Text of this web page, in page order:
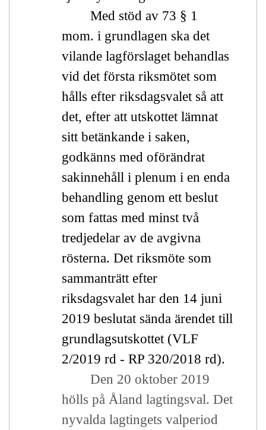
Med stöd av 73 § 1
mom. i grundlagen ska det
vilande lagförslaget behandlas
vid det första riksmötet som
hålls efter riksdagsvalet så att
det, efter att utskottet lämnat
sitt betänkande i saken,
godkänns med oförändrat
sakinnehåll i plenum i en enda
behandling genom ett beslut
som fattas med minst två
tredjedelar av de avgivna
rösterna. Det riksmöte som
sammanträtt efter
riksdagsvalet har den 14 juni
2019 beslutat sända ärendet till
grundlagsutskottet (VLF
2/2019 rd - RP 320/2018 rd).
Den 20 oktober 2019
hölls på Åland lagtingsval. Det
nyvalda lagtingets valperiod